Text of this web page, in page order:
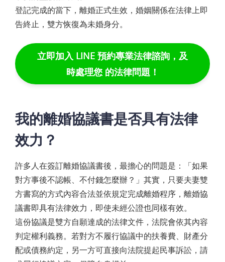
登記完成的當下，離婚正式生效，婚姻關係在法律上即
告終止，雙方恢復為未婚身分。
立即加入 LINE 預約專業法律諮詢，及
時處理您 的法律問題！
我的離婚協議書是否具有法律
效力？
許多人在簽訂離婚協議書後，最擔心的問題是：「如果
對方事後不認帳、不付錢怎麼辦？」其實，只要夫妻雙
方書寫的方式內容合法並依規定完成離婚程序，離婚協
議書即具有法律效力，即使未經公證也同樣有效。
這份協議是雙方自願達成的法律文件，法院會依其內容
判定權利義務。若對方不履行協議中的扶養費、財產分
配或債務約定，另一方可直接向法院提起民事訴訟，請